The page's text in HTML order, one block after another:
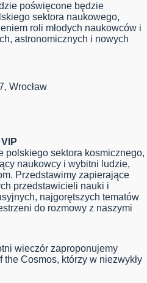
poświęcone będzie
sektora naukowego,
roli młodych naukowców i
astronomicznych i nowych
Wrocław
polskiego sektora kosmicznego,
naukowcy i wybitni ludzie,
Przedstawimy zapierające
przedstawicieli nauki i
najgorętszych tematów
do rozmowy z naszymi
wieczór zaproponujemy
Cosmos, którzy w niezwykły